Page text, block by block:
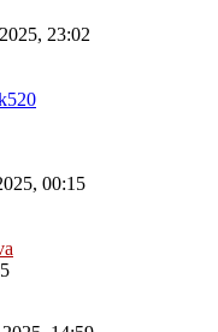
23:02
00:15